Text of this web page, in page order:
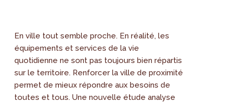
En ville tout semble proche. En réalité, les
équipements et services de la vie
quotidienne ne sont pas toujours bien répartis
sur le territoire. Renforcer la ville de proximité
permet de mieux répondre aux besoins de
toutes et tous. Une nouvelle étude analyse